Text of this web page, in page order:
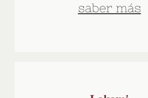
saber más